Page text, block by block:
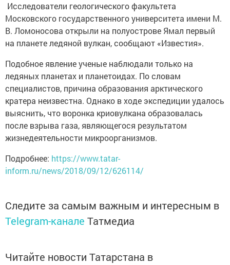
Исследователи геологического факультета
Московского государственного университета имени М.
В. Ломоносова открыли на полуострове Ямал первый
на планете ледяной вулкан, сообщают «Известия».
Подобное явление ученые наблюдали только на
ледяных планетах и планетоидах. По словам
специалистов, причина образования арктического
кратера неизвестна. Однако в ходе экспедиции удалось
выяснить, что воронка криовулкана образовалась
после взрыва газа, являющегося результатом
жизнедеятельности микроорганизмов.
Подробнее: https://www.tatar-
inform.ru/news/2018/09/12/626114/
Следите за самым важным и интересным в
Telegram-канале Татмедиа
Читайте новости Татарстана в